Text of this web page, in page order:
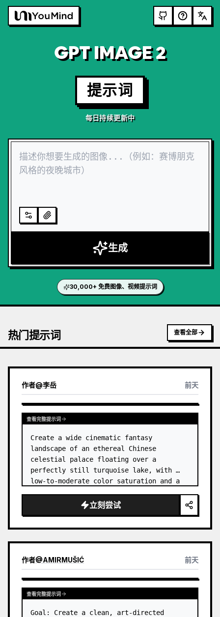
GPT IMAGE 2
提示词
每日持续更新中
生成
30,000+ 免费图像、视频提示词
热门提示词 查看全部
作者@李岳 前天
查看完整提示词
Create a wide cinematic fantasy
landscape of an ethereal Chinese
celestial palace floating over a
perfectly still turquoise lake, with
low-to-moderate color saturation and a
composition on an enormous white jade
and pale a…
立刻尝试
作者@AMIRMUŠIĆ 前天
查看完整提示词
Goal: Create a clean, art-directed